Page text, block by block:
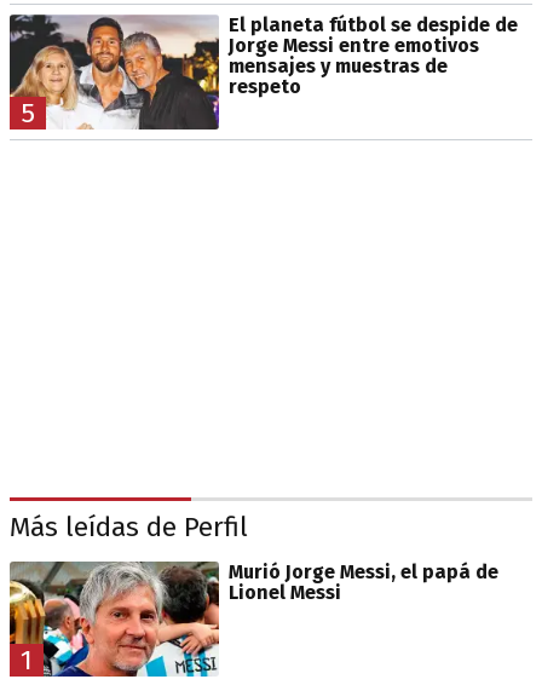
5
El planeta fútbol se despide de
Jorge Messi entre emotivos
mensajes y muestras de
respeto
Más leídas de Perfil
1
Murió Jorge Messi, el papá de
Lionel Messi